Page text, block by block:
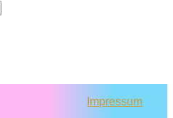
Impressum